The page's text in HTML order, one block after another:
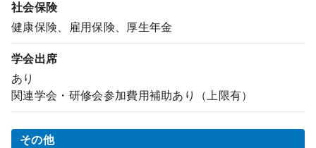
社会保険
健康保険、雇用保険、厚生年金
学会出席
あり
関連学会・研修会参加費用補助あり（上限有）
その他